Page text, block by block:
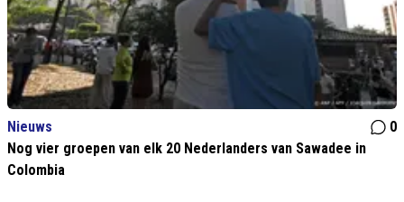
Nieuws
0
Nog vier groepen van elk 20 Nederlanders van Sawadee in
Colombia